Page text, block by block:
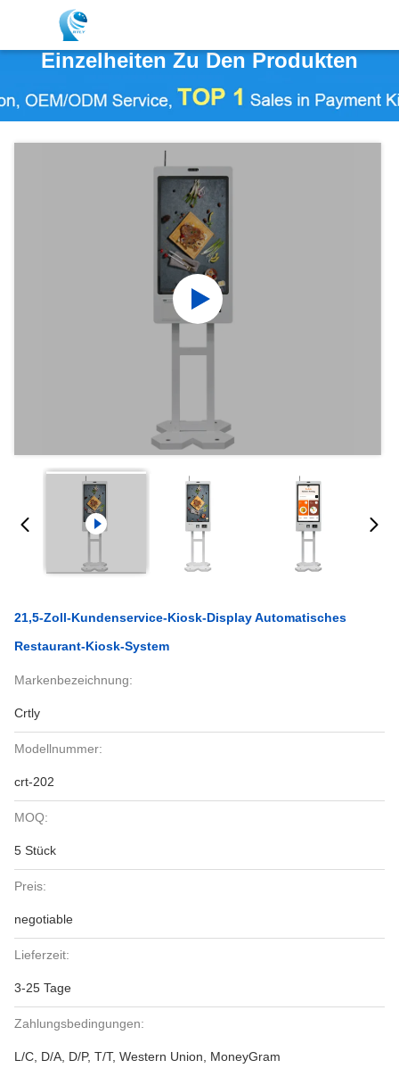
Einzelheiten Zu Den Produkten
21,5-Zoll-Kundenservice-Kiosk-Display Automatisches
Restaurant-Kiosk-System
Markenbezeichnung:
Crtly
Modellnummer:
crt-202
MOQ:
5 Stück
Preis:
negotiable
Lieferzeit:
3-25 Tage
Zahlungsbedingungen:
L/C, D/A, D/P, T/T, Western Union, MoneyGram